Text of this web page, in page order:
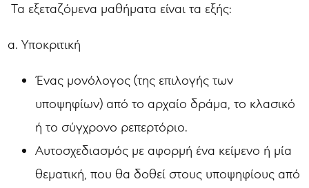
Τα εξεταζόμενα μαθήματα είναι τα εξής:
α. Υποκριτική
Ένας μονόλογος (της επιλογής των
υποψηφίων) από το αρχαίο δράμα, το κλασικό
ή το σύγχρονο ρεπερτόριο.
Αυτοσχεδιασμός με αφορμή ένα κείμενο ή μία
θεματική, που θα δοθεί στους υποψηφίους από